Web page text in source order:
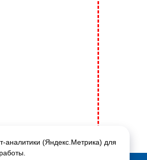
(Яндекс.Метрика) для